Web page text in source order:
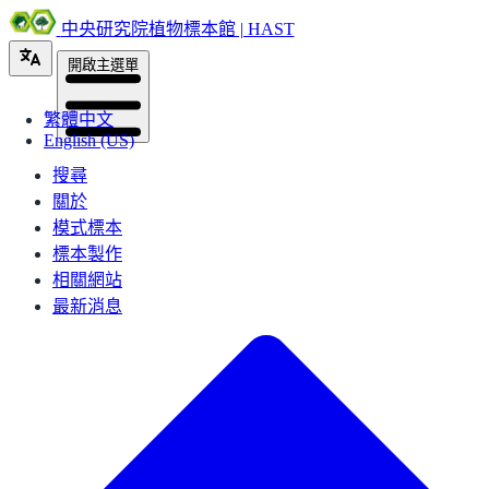
中央研究院植物標本館 | HAST
繁體中文
English (US)
開啟主選單
搜尋
關於
模式標本
標本製作
相關網站
最新消息